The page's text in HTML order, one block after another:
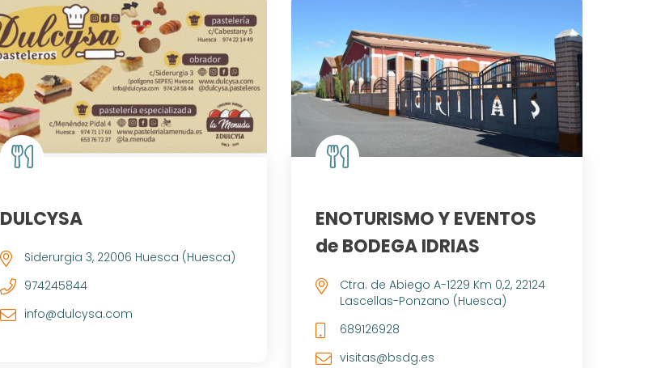
DULCYSA
Siderurgia 3, 22006 Huesca (Huesca)
974245844
info@dulcysa.com
ENOTURISMO Y EVENTOS
de BODEGA IDRIAS
Ctra. de Abiego A-1229 Km 0,2, 22124
Lascellas-Ponzano (Huesca)
689126928
visitas@bsdg.es